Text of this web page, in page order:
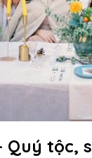
Quý tộc,